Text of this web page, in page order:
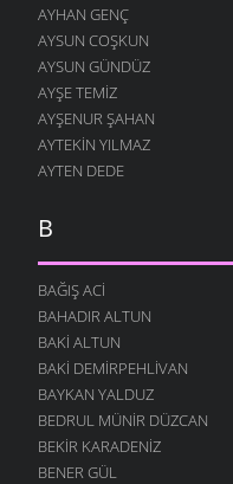
AYHAN GENÇ
AYSUN COŞKUN
AYSUN GÜNDÜZ
AYŞE TEMIZ
AYŞENUR ŞAHAN
AYTEKIN YILMAZ
AYTEN DEDE
B
BAĞIŞ ACI
BAHADIR ALTUN
BAKI ALTUN
BAKI DEMIRPEHLIVAN
BAYKAN YALDUZ
BEDRUL MÜNIR DÜZCAN
BEKIR KARADENIZ
BENER GÜL